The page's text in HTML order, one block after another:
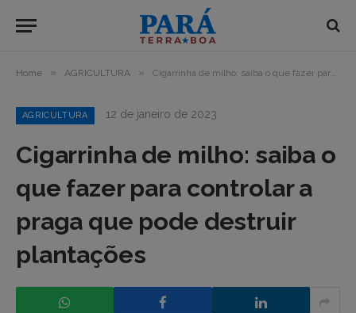
Home » AGRICULTURA » Cigarrinha de milho: saiba o que fazer para controlar a praga que pode destruir plantações
AGRICULTURA 12 de janeiro de 2023
Cigarrinha de milho: saiba o
que fazer para controlar a
praga que pode destruir
plantações